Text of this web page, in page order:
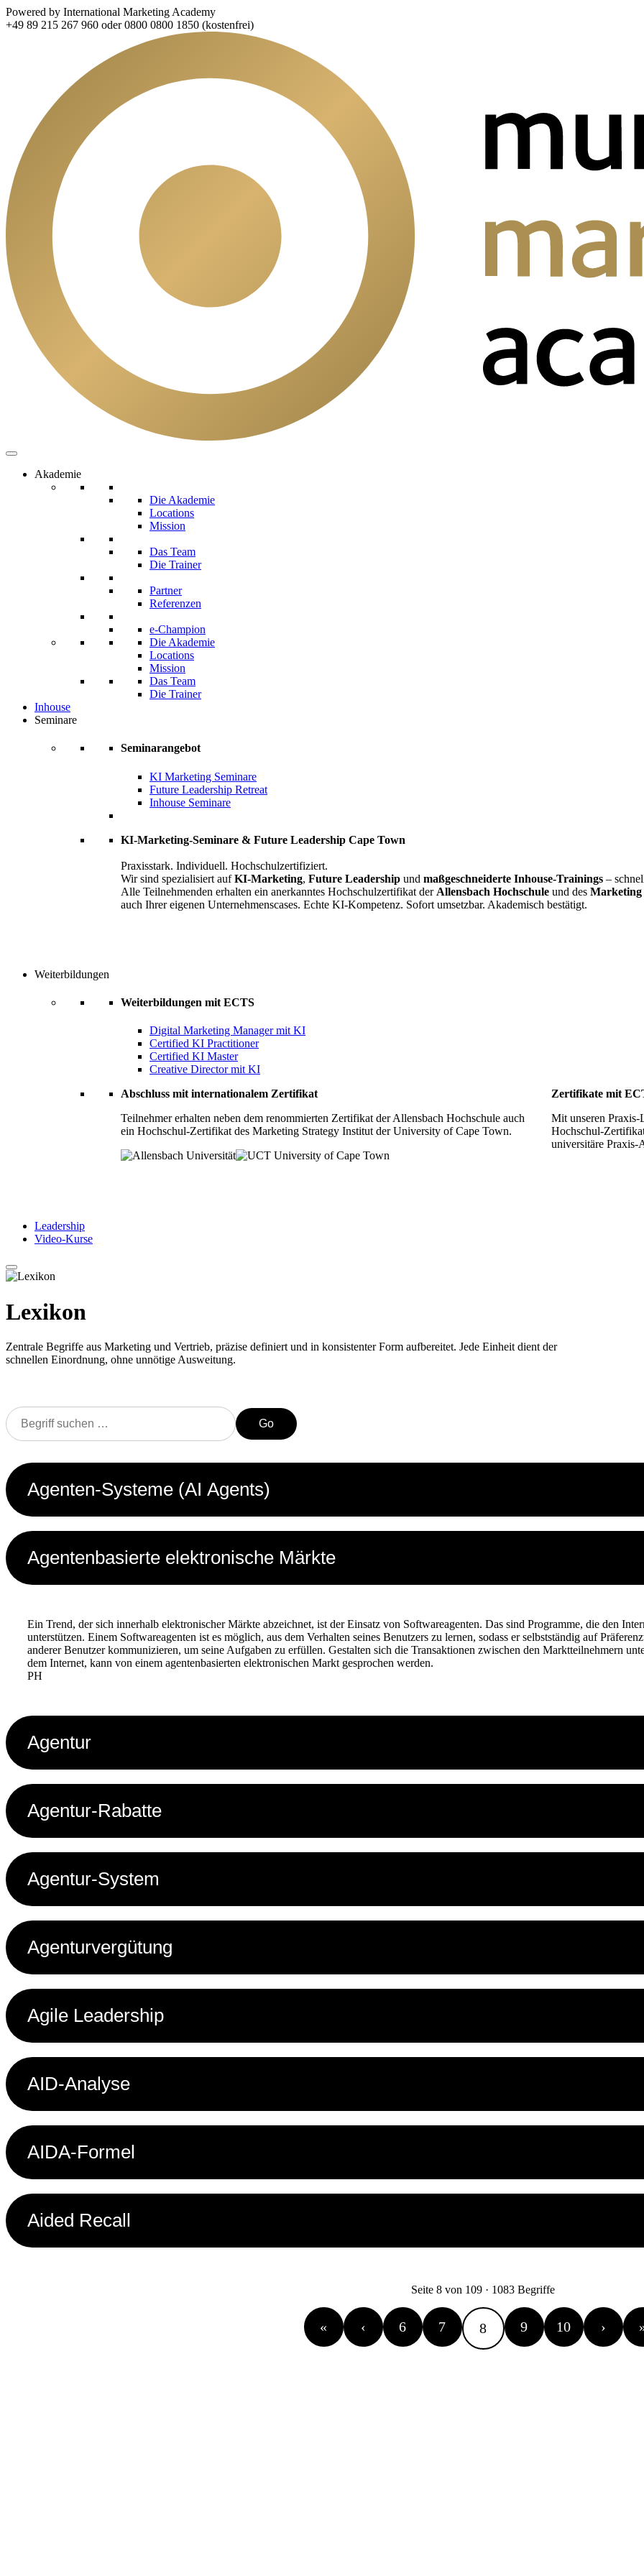
Powered by International Marketing Academy
+49 89 215 267 960 oder 0800 0800 1850 (kostenfrei)
Akademie
Die Akademie
Locations
Mission
Das Team
Die Trainer
Partner
Referenzen
e-Champion
Die Akademie
Locations
Mission
Das Team
Die Trainer
Inhouse
Seminare
Seminarangebot
KI Marketing Seminare
Future Leadership Retreat
Inhouse Seminare
KI-Marketing-Seminare & Future Leadership Cape Town
Praxisstark. Individuell. Hochschulzertifiziert.
Wir sind spezialisiert aufKI-Marketing, Future Leadership und maßgeschneiderte Inhouse-Trainings –
Alle Teilnehmenden erhalten ein anerkanntes Hochschulzertifikat der Allensbach Hochschule und des Marketing
auch Ihrer eigenen Unternehmenscases. Echte KI-Kompetenz. Sofort umsetzbar. Akademisch bestätigt.
Weiterbildungen
Weiterbildungen mit ECTS
Digital Marketing Manager mit KI
Certified KI Practitioner
Certified KI Master
Creative Director mit KI
Abschluss mit internationalem Zertifikat
Teilnehmer erhalten neben dem renommierten Zertifikat der Allensbach Hochschule auch
ein Hochschul-Zertifikat des Marketing Strategy Institut der University of Cape Town.
Zertifikate mit
Mit unseren Praxis-
Hochschul-
universitäre Praxis-
Leadership
Video-Kurse
Lexikon
Zentrale Begriffe aus Marketing und Vertrieb, präzise definiert und in konsistenter Form aufbereitet. Jede Einheit dient der
schnellen Einordnung, ohne unnötige Ausweitung.
Go
Agenten-Systeme (AI Agents)
Agentenbasierte elektronische Märkte
Ein Trend, der sich innerhalb elektronischer Märkte abzeichnet, ist der Einsatz von Softwareagenten. Das sind Programme, die den
unterstützen. Einem Softwareagenten ist es möglich, aus dem Verhalten seines Benutzers zu lernen, sodass er selbstständig auf
anderer Benutzer kommunizieren, um seine Aufgaben zu erfüllen. Gestalten sich die Transaktionen zwischen den Marktteilnehmern
dem Internet, kann von einem agentenbasierten elektronischen Markt gesprochen werden.
PH
Agentur
Agentur-Rabatte
Agentur-System
Agenturvergütung
Agile Leadership
AID-Analyse
AIDA-Formel
Aided Recall
Seite 8 von 109 · 1083 Begriffe
« ‹ 6 7 8 9 10 ›